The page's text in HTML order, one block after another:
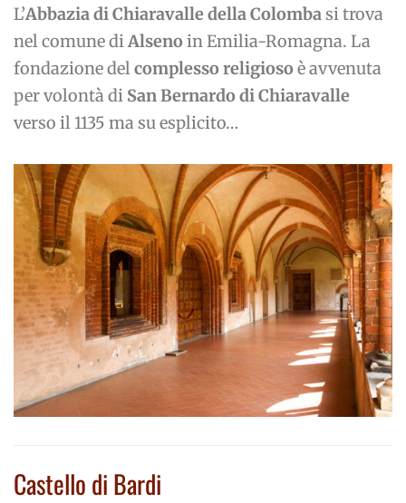
L’Abbazia di Chiaravalle della Colombasi trova
nel comune diAlseno in Emilia-Romagna. La
fondazione delcomplesso religioso è avvenuta
per volontà di San Bernardo di Chiaravalle
verso il 1135 ma su esplicito…
Castello di Bardi